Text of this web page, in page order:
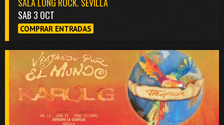
SALA LONG ROCK. SEVILLA
SAB 3 OCT
COMPRAR ENTRADAS